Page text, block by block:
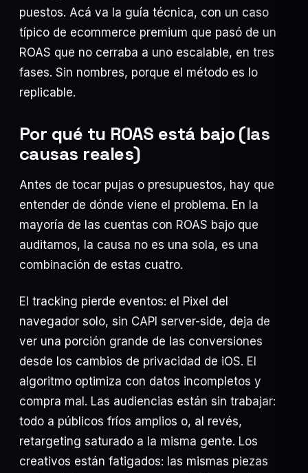
puestos. Acá va la guía técnica, con un caso
típico de ecommerce premium que pasó de un
ROAS que no cerraba a uno escalable, en tres
fases. Sin nombres, porque el método es lo
replicable.
Por qué tu ROAS está bajo (las
causas reales)
Antes de tocar pujas o presupuestos, hay que
entender de dónde viene el problema. En la
mayoría de las cuentas con ROAS bajo que
auditamos, la causa no es una sola, es una
combinación de estas cuatro.
El tracking pierde eventos: el Pixel del
navegador solo, sin CAPI server-side, deja de
ver una porción grande de las conversiones
desde los cambios de privacidad de iOS. El
algoritmo optimiza con datos incompletos y
compra mal. Las audiencias están sin trabajar:
todo a públicos fríos amplios o, al revés,
retargeting saturado a la misma gente. Los
creativos están fatigados: las mismas piezas
Posicionamiento SEO
woocommerce 13
24 JUL 2026
Desarrollo web para tiendas de ropa online
24 JUL 2026
dejá de depender…
24 JUL 2026
Desarrollo web para empresas de vía pública:
Suscribirme
WHATSAPP DIRECTO